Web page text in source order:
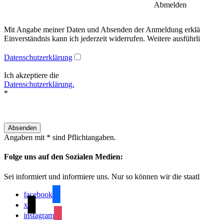
Abmelden
Mit Angabe meiner Daten und Absenden der Anmeldung
Einverständnis kann ich jederzeit widerrufen. Weitere
Datenschutzerklärung
Ich akzeptiere die
Datenschutzerklärung.
*
Angaben mit * sind Pflichtangaben.
Folge uns auf den Sozialen Medien:
Sei informiert und informiere uns. Nur so können wir die
facebook
x
instagram